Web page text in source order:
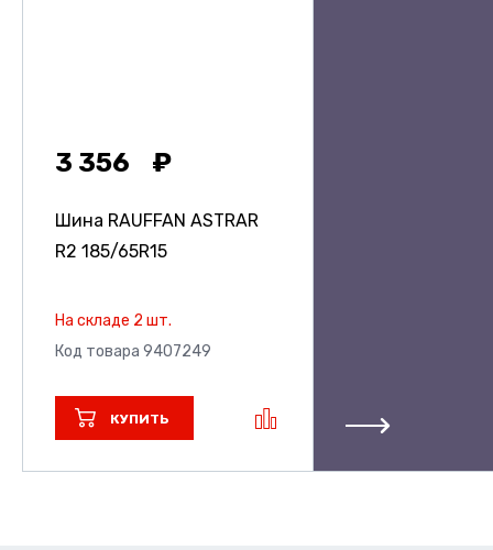
3 356
Шина RAUFFAN ASTRAR
R2 185/65R15
На складе 2 шт.
Код товара 9407249
КУПИТЬ